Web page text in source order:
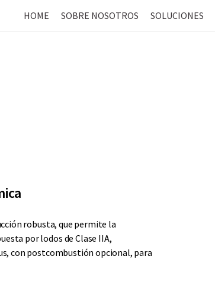
HOME SOBRE NOSOTROS SOLUCIONES
robusta, que permite la
por lodos de Clase IIA,
con postcombustión opcional, para